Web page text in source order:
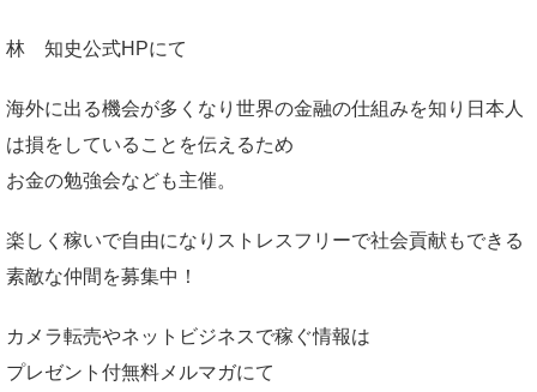
林 知史公式HPにて
海外に出る機会が多くなり世界の金融の仕組みを知り日本人
は損をしていることを伝えるため
お金の勉強会なども主催。
楽しく稼いで自由になりストレスフリーで社会貢献もできる
素敵な仲間を募集中！
カメラ転売やネットビジネスで稼ぐ情報は
プレゼント付無料メルマガにて